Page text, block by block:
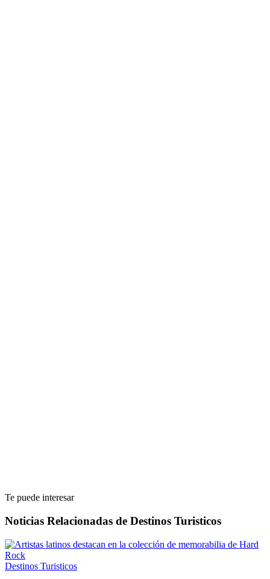
Te puede interesar
Noticias Relacionadas de Destinos Turisticos
Destinos Turisticos